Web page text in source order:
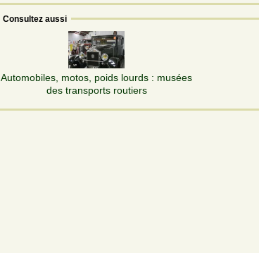
Consultez aussi
Automobiles, motos, poids lourds : musées
des transports routiers